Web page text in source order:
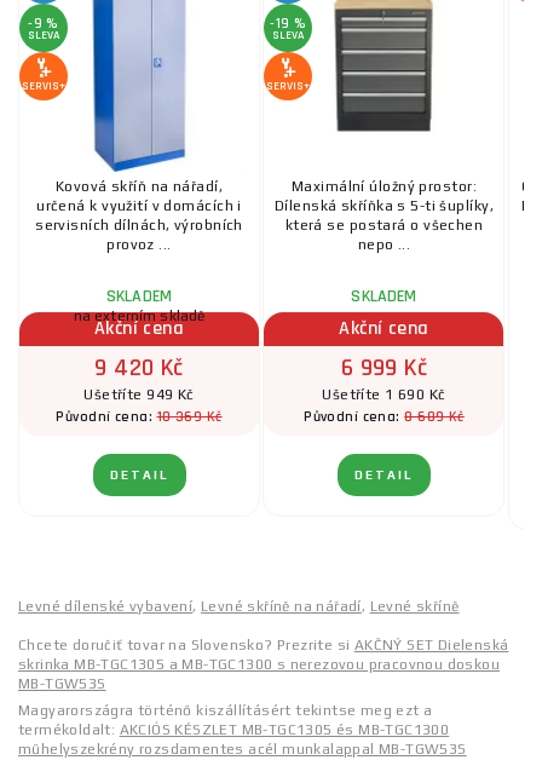
-9 %
SLEVA
SERVIS+
Kovová skříň na nářadí,
určená k využití v domácích i
servisních dílnách, výrobních
provoz ...
SKLADEM
na externím skladě
Akční cena
9 420 Kč
Ušetříte 949 Kč
Původní cena:10 369 Kč
DETAIL
-19 %
SLEVA
SERVIS+
Maximální úložný prostor:
Dílenská skříňka s 5-ti šuplíky,
která se postará o všechen
nepo ...
SKLADEM
Akční cena
6 999 Kč
Ušetříte 1 690 Kč
Původní cena:8 689 Kč
DETAIL
Levné dílenské vybavení, Levné skříně na nářadí, Levné skříně
Chcete doručiť tovar na Slovensko? Prezrite si AKČNÝ SET Dielenská
skrinka MB-TGC1305 a MB-TGC1300 s nerezovou pracovnou doskou
MB-TGW53S
Magyarországra történő kiszállításért tekintse meg ezt a
termékoldalt: AKCIÓS KÉSZLET MB-TGC1305 és MB-TGC1300
műhelyszekrény rozsdamentes acél munkalappal MB-TGW53S